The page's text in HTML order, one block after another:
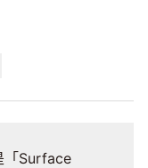
「Surface